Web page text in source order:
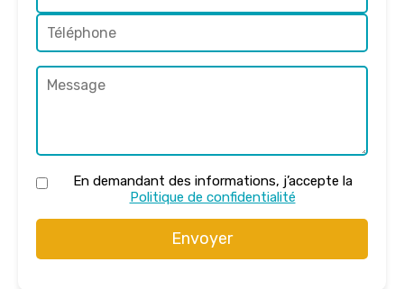
En demandant des informations, j’accepte la
Politique de confidentialité
Envoyer